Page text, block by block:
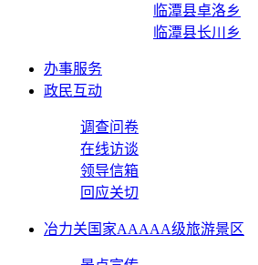
临潭县卓洛乡
临潭县长川乡
办事服务
政民互动
调查问卷
在线访谈
领导信箱
回应关切
冶力关国家AAAAA级旅游景区